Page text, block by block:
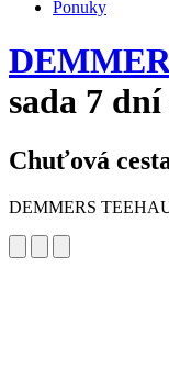
Ponuky
sada 7
Chuťová
DEMMERS